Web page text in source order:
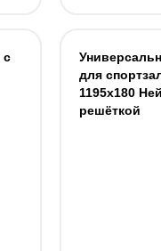
с
для
1195х180
решёткой